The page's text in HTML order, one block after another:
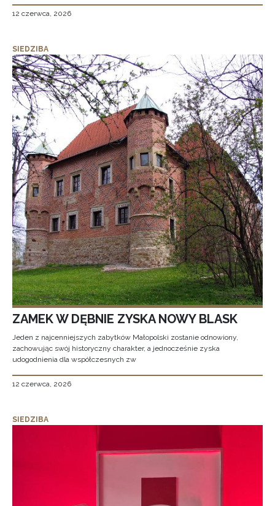
12 czerwca, 2026
SIEDZIBA
ZAMEK W DĘBNIE ZYSKA NOWY BLASK
Jeden z najcenniejszych zabytków Małopolski zostanie odnowiony,
zachowując swój historyczny charakter, a jednocześnie zyska
udogodnienia dla współczesnych zw
12 czerwca, 2026
SIEDZIBA